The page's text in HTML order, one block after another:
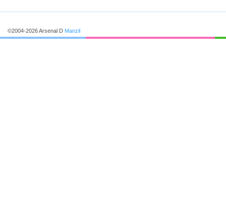
©2004-2026 Arsenal D Manzil